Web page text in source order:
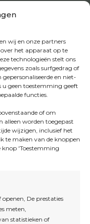
wij en onze partners
het apparaat op te
technologieën stelt ons
zoals surfgedrag of
en niet-
u geen toestemming geeft
functies.
of om
alleen worden toegepast
wijzigen, inclusief het
te maken van de knoppen
knop 'Toestemming
De prestaties
meten,
statistieken of